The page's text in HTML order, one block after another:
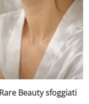
Beauty sfoggiati